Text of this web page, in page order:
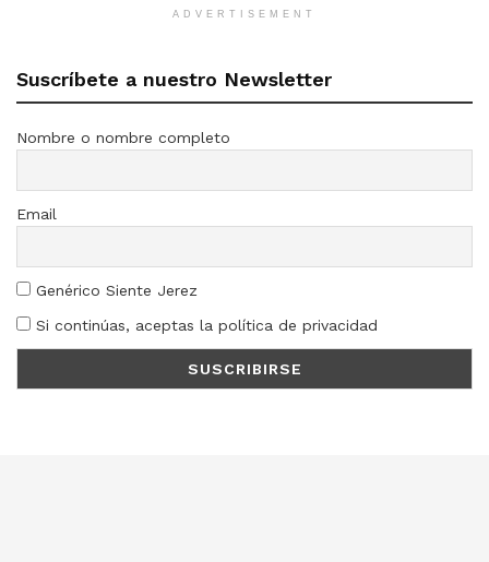
ADVERTISEMENT
Suscríbete a nuestro Newsletter
Nombre o nombre completo
Email
Genérico Siente Jerez
Si continúas, aceptas la política de privacidad